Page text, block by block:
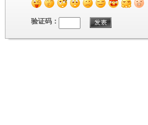
验证码：